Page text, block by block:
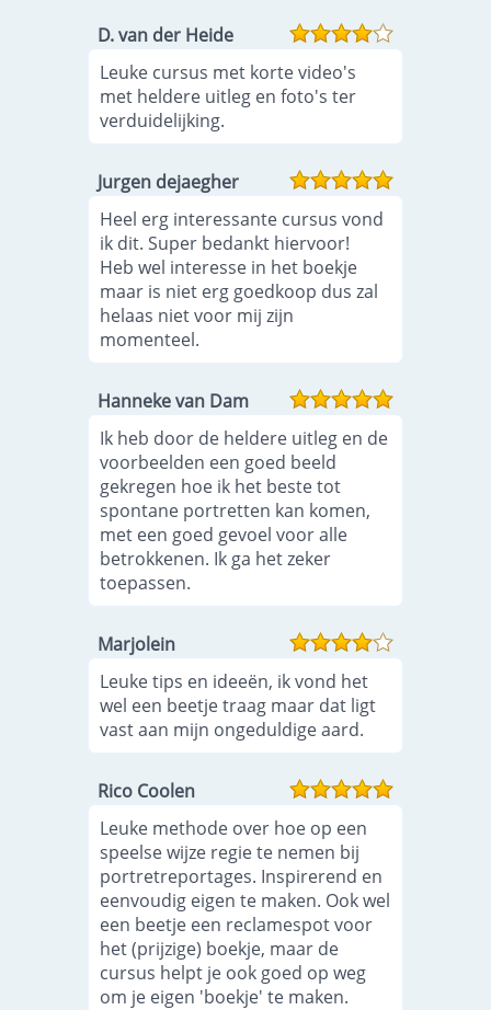
D. van der Heide
Leuke cursus met korte video's
met heldere uitleg en foto's ter
verduidelijking.
Jurgen dejaegher
Heel erg interessante cursus vond
ik dit. Super bedankt hiervoor!
Heb wel interesse in het boekje
maar is niet erg goedkoop dus zal
helaas niet voor mij zijn
momenteel.
Hanneke van Dam
Ik heb door de heldere uitleg en de
voorbeelden een goed beeld
gekregen hoe ik het beste tot
spontane portretten kan komen,
met een goed gevoel voor alle
betrokkenen. Ik ga het zeker
toepassen.
Marjolein
Leuke tips en ideeën, ik vond het
wel een beetje traag maar dat ligt
vast aan mijn ongeduldige aard.
Rico Coolen
Leuke methode over hoe op een
speelse wijze regie te nemen bij
portretreportages. Inspirerend en
eenvoudig eigen te maken. Ook wel
een beetje een reclamespot voor
het (prijzige) boekje, maar de
cursus helpt je ook goed op weg
om je eigen 'boekje' te maken.